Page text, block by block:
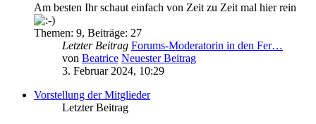
Am besten Ihr schaut einfach von Zeit zu Zeit mal hier rein
Themen: 9, Beiträge: 27
Letzter Beitrag Forums-Moderatorin in den Fer…
von Beatrice Neuester Beitrag
3. Februar 2024, 10:29
Vorstellung der Mitglieder
Letzter Beitrag